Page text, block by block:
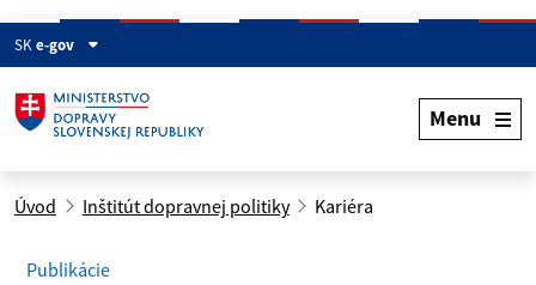
SKe-gov
Menu
Úvod Inštitút dopravnej politiky Kariéra
Publikácie